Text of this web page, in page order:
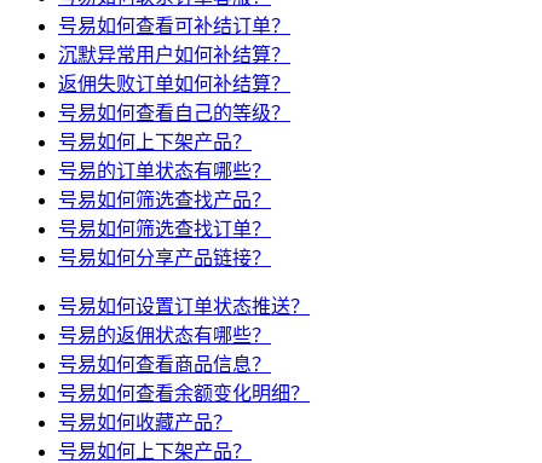
号易如何查看可补结订单？
沉默异常用户如何补结算？
返佣失败订单如何补结算？
号易如何查看自己的等级？
号易如何上下架产品？
号易的订单状态有哪些？
号易如何筛选查找产品？
号易如何筛选查找订单？
号易如何分享产品链接？
号易如何设置订单状态推送？
号易的返佣状态有哪些？
号易如何查看商品信息？
号易如何查看余额变化明细？
号易如何收藏产品？
号易如何上下架产品？